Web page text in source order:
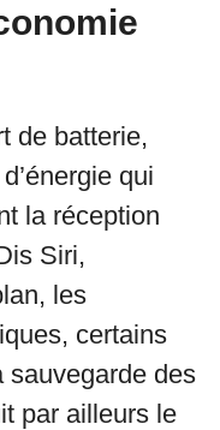
de batterie,
qui
la réception
Siri,
les
certains
sauvegarde des
par ailleurs le